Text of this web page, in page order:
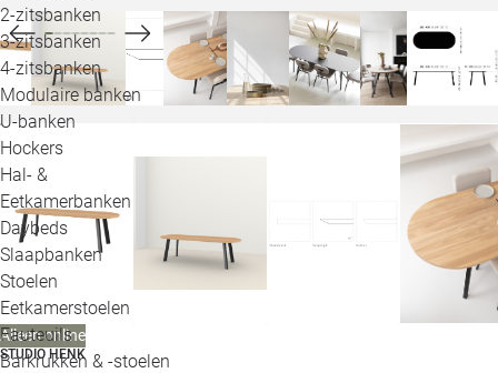
2-zitsbanken
3-zitsbanken
4-zitsbanken
Modulaire banken
U-banken
Hockers
Hal- &
Eetkamerbanken
Daybeds
Slaapbanken
Stoelen
Eetkamerstoelen
Fauteuils
Barkrukken & -stoelen
Alleen online
STUDIO HENK